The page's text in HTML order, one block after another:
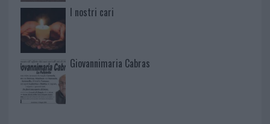
I nostri cari
Giovannimaria Cabras